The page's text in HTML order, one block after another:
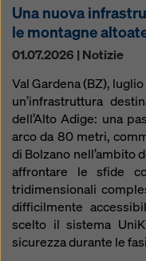
Una nuova
le montagne
01.07.2026 | Notizie
Val Gardena (BZ),
un’infrastruttura
dell’Alto Adige: una
arco da 80 metri,
di Bolzano nell’ambito
affrontare le sfide
tridimensionali
difficilmente
scelto il sistema
sicurezza durante le